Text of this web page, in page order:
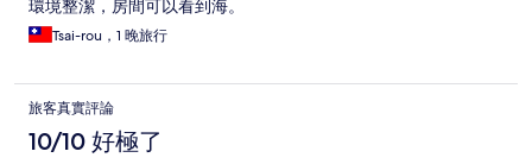
環境整潔，房間可以看到海。
Tsai-rou，1 晚旅行
旅客真實評論
10/10 好極了